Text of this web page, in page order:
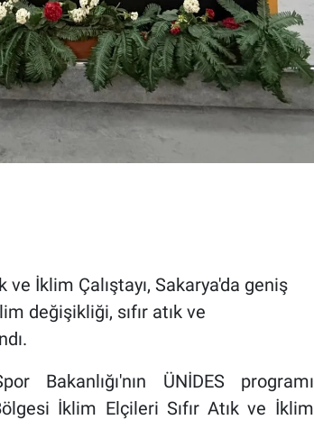
İklim Çalıştayı, Sakarya'da geniş
değişikliği, sıfır atık ve
Bakanlığı'nın ÜNİDES programı
İklim Elçileri Sıfır Atık ve İklim